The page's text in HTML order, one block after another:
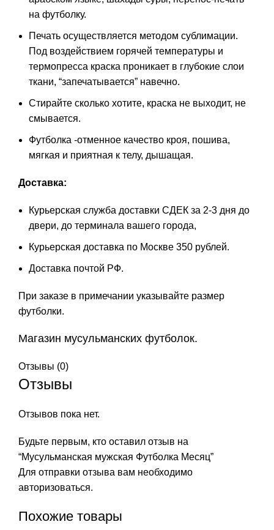
на футболку.
Печать осуществляется методом сублимации.
Под воздействием горячей температуры и
термопресса краска проникает в глубокие слои
ткани, “запечатывается” навечно.
Стирайте сколько хотите, краска не выходит, не
смывается.
Футболка -отменное качество кроя, пошива,
мягкая и приятная к телу, дышащая.
Доставка:
Курьерская служба доставки СДЕК за 2-3 дня до
двери, до терминала вашего города,
Курьерская доставка по Москве 350 рублей.
Доставка почтой РФ.
При заказе в примечании указывайте размер
футболки.
Магазин мусульманских футболок.
Отзывы (0)
Отзывы
Отзывов пока нет.
Будьте первым, кто оставил отзыв на
“Мусульманская мужская Футболка Месяц”
Для отправки отзыва вам необходимо
авторизоваться.
Похожие товары